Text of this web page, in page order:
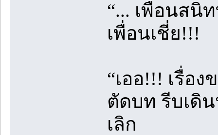
“... เพื่อนสนิ
เพื่อนเชี่ย!!!
“เออ!!! เรื่อ
ตัดบท รีบเดิ
เลิก